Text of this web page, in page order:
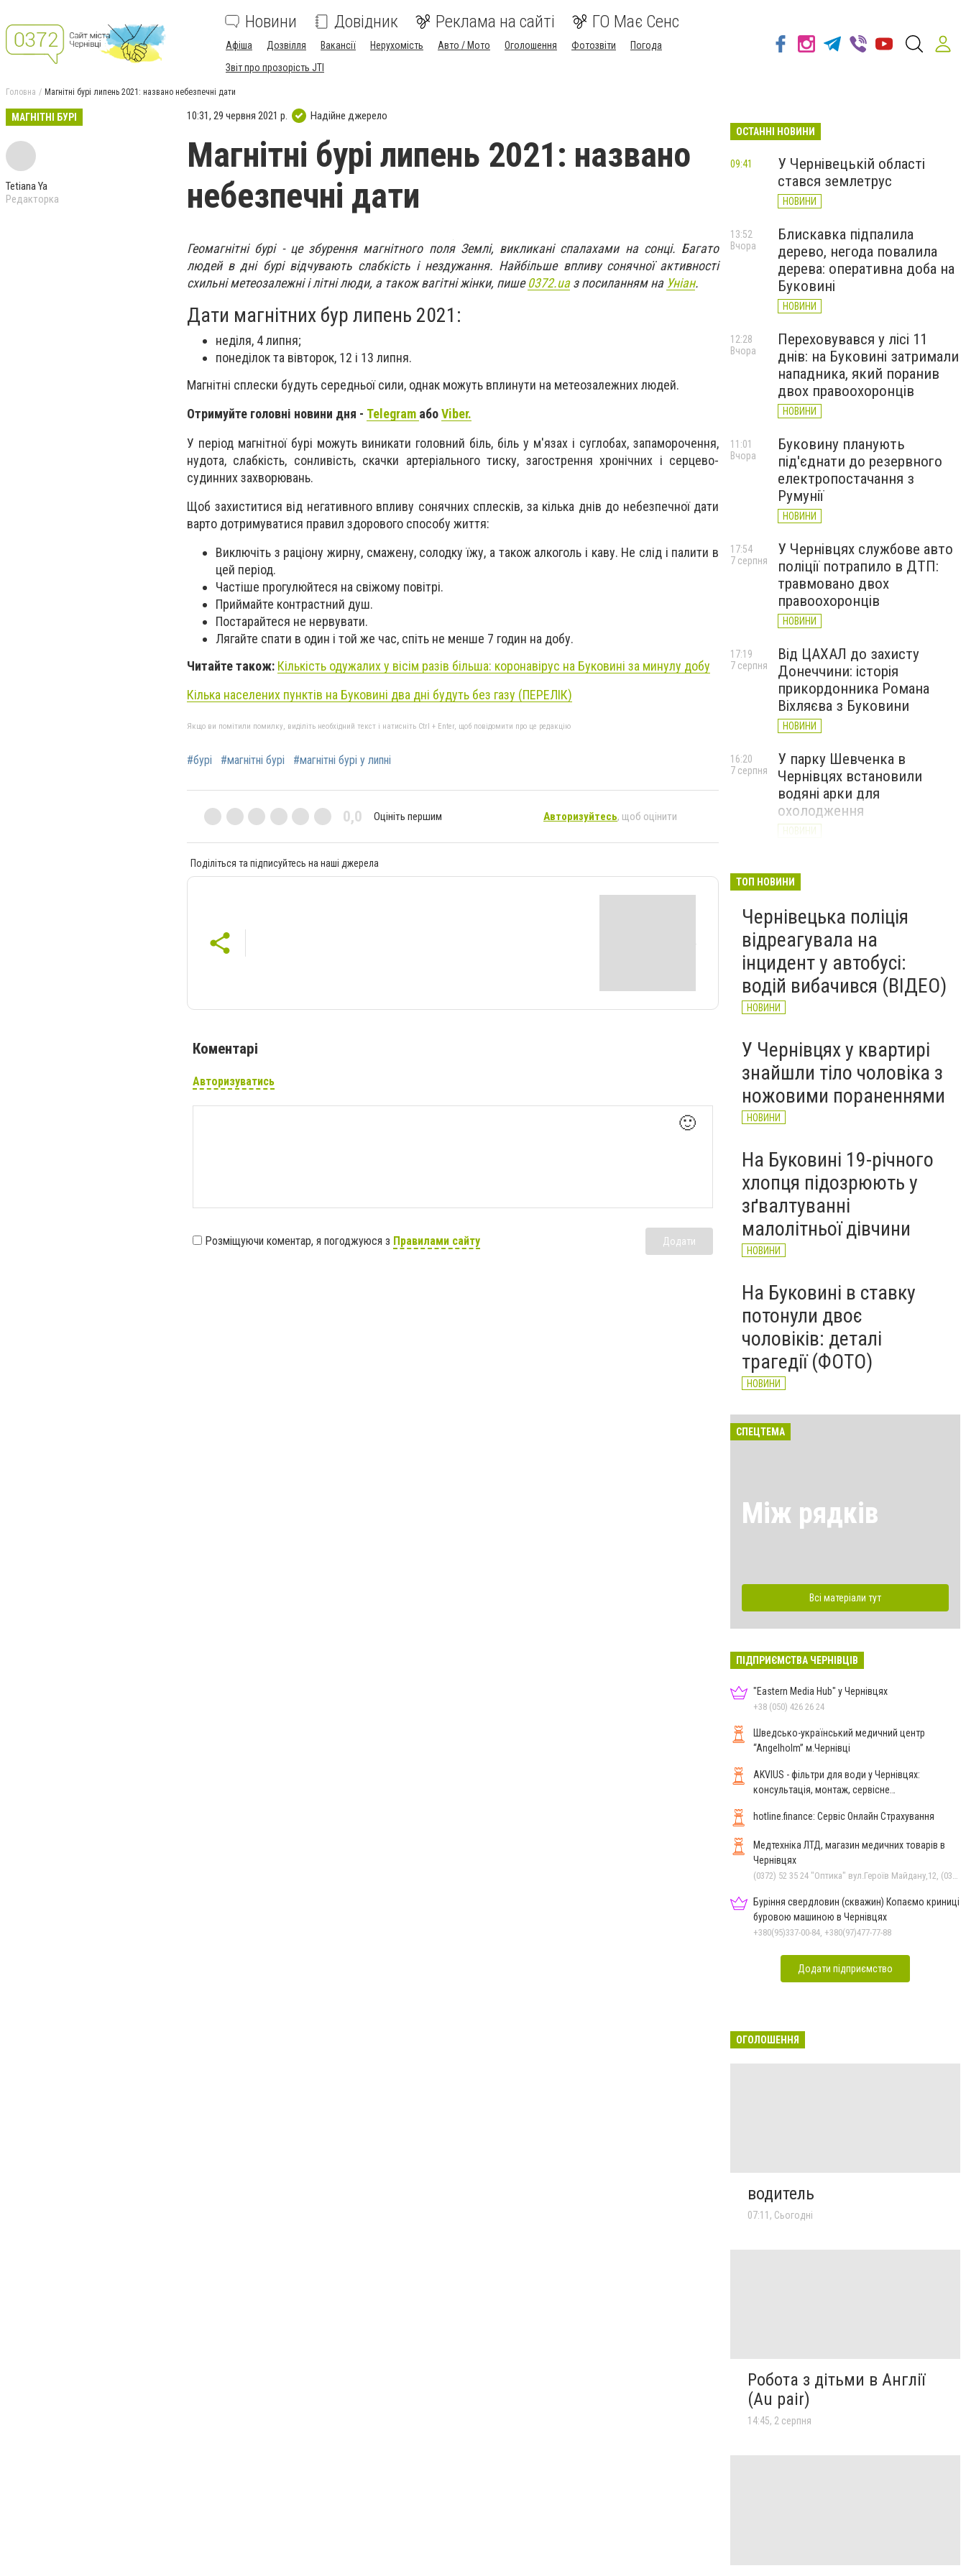
Новини Довідник Реклама на сайті ГО Має Сенс
Афіша Дозвілля Вакансії Нерухомість Авто / Мото Оголошення Фотозвіти
Погода
Звіт про прозорість JTI
Головна Магнітні бурі липень 2021: названо небезпечні дати
МАГНІТНІ БУРІ
Tetiana Ya
Редакторка
10:31, 29 червня 2021 р. Надійне джерело
Магнітні бурі липень 2021: названо
небезпечні дати
Геомагнітні бурі - це збурення магнітного поля Землі, викликані спалахами на сонці. Багато
людей в дні бурі відчувають слабкість і нездужання. Найбільше впливу сонячної активності
схильні метеозалежні і літні люди, а також вагітні жінки, пише0372.uaз посиланням на Уніан.
Дати магнітних бур липень 2021:
неділя, 4 липня;
понеділок та вівторок, 12 і 13 липня.
Магнітні сплески будуть середньої сили, однак можуть вплинути на метеозалежних людей.
Отримуйте головні новини дня - Telegram абоViber.
У період магнітної бурі можуть виникати головний біль, біль у м'язах і суглобах, запаморочення,
нудота, слабкість, сонливість, скачки артеріального тиску, загострення хронічних і серцево-
судинних захворювань.
Щоб захиститися від негативного впливу сонячних сплесків, за кілька днів до небезпечної дати
варто дотримуватися правил здорового способу життя:
Виключіть з раціону жирну, смажену, солодку їжу, а також алкоголь і каву. Не слід і палити в
цей період.
Частіше прогулюйтеся на свіжому повітрі.
Приймайте контрастний душ.
Постарайтеся не нервувати.
Лягайте спати в один і той же час, спіть не менше 7 годин на добу.
Читайте також: Кількість одужалих у вісім разів більша: коронавірус на Буковині за минулу добу
Кілька населених пунктів на Буковині два дні будуть без газу (ПЕРЕЛІК)
Якщо ви помітили помилку, виділіть необхідний текст і натисніть Ctrl + Enter, щоб повідомити про це редакцію
#бурі #магнітні бурі #магнітні бурі у липні
0,0 Оцініть першим Авторизуйтесь, щоб оцінити
Поділіться та підписуйтесь на наші джерела
Коментарі
Авторизуватись
🙂
Розміщуючи коментар, я погоджуюся з Правилами сайту Додати
ОСТАННІ НОВИНИ
У Чернівецькій області
стався землетрус
НОВИНИ
09:41
Блискавка підпалила
дерево, негода повалила
дерева: оперативна доба на
Буковині
НОВИНИ
13:52
Вчора
Переховувався у лісі 11
днів: на Буковині затримали
нападника, який поранив
двох правоохоронців
НОВИНИ
12:28
Вчора
Буковину планують
під'єднати до резервного
електропостачання з
Румунії
НОВИНИ
11:01
Вчора
У Чернівцях службове авто
поліції потрапило в ДТП:
травмовано двох
правоохоронців
НОВИНИ
17:54
7 серпня
Від ЦАХАЛ до захисту
Донеччини: історія
прикордонника Романа
Віхляєва з Буковини
НОВИНИ
17:19
7 серпня
У парку Шевченка в
Чернівцях встановили
водяні арки для
охолодження
НОВИНИ
16:20
7 серпня
вимагав 50 тисяч доларів
потерпілого
НОВИНИ
7 серпня
ТОП НОВИНИ
Чернівецька поліція
відреагувала на
інцидент у автобусі:
водій вибачився (ВІДЕО)
НОВИНИ
У Чернівцях у квартирі
знайшли тіло чоловіка з
ножовими пораненнями
НОВИНИ
На Буковині 19-річного
хлопця підозрюють у
зґвалтуванні
малолітньої дівчини
НОВИНИ
На Буковині в ставку
потонули двоє
чоловіків: деталі
трагедії (ФОТО)
НОВИНИ
СПЕЦТЕМА
Між рядків
Всі матеріали тут
ПІДПРИЄМСТВА ЧЕРНІВЦІВ
"Eastern Media Hub" у Чернівцях
+38 (050) 426 26 24
Шведсько-український медичний центр
“Angelholm” м.Чернівці
AKVIUS - фільтри для води у Чернівцях:
консультація, монтаж, сервісне
hotline.finance: Сервіс Онлайн Страхування
Медтехніка ЛТД, магазин медичних товарів в
Чернівцях
Буріння свердловин (скважин) Копаємо криниці
буровою машиною в Чернівцях
+380(95)337-00-84, +380(97)477-77-88
Додати підприємство
ОГОЛОШЕННЯ
водитель
07:11, Сьогодні
Робота з дітьми в Англії
(Au pair)
14:45, 2 серпня